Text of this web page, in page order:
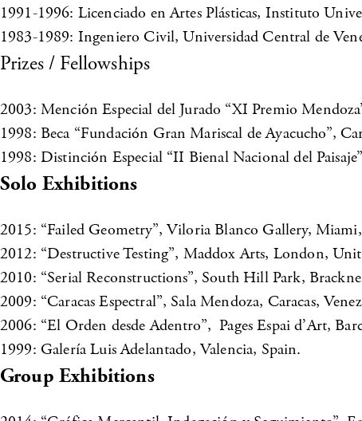
1991-1996: Licenciado en Artes Plásticas, Instituto
1983-1989: Ingeniero Civil, Universidad Central de
Prizes / Fellowships
2003: Mención Especial del Jurado “XI Premio
1998: Beca “Fundación Gran Mariscal de Ayacucho”,
1998: Distinción Especial “II Bienal Nacional del
Solo Exhibitions
2015: “Failed Geometry”, Viloria Blanco Gallery,
2012: “Destructive Testing”, Maddox Arts, London,
2010: “Serial Reconstructions”, South Hill Park,
2009: “Caracas Espectral”, Sala Mendoza, Caracas,
2006: “El Orden desde Adentro”, Pages Espai d’Art,
1999: Galería Luis Adelantado, Valencia, Spain.
Group Exhibitions